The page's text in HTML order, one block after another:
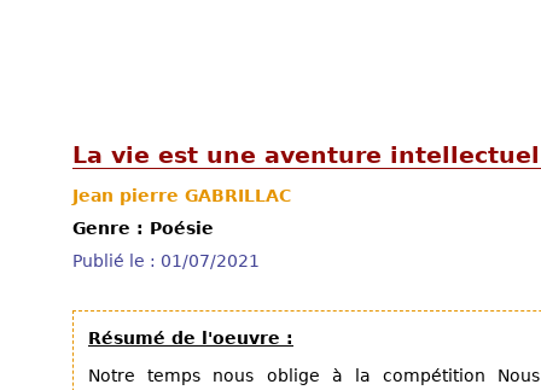
La vie est une aventure
Jean pierre GABRILLAC
Genre : Poésie
Publié le : 01/07/2021
Résumé de l'oeuvre :
Notre temps nous oblige à la compétition